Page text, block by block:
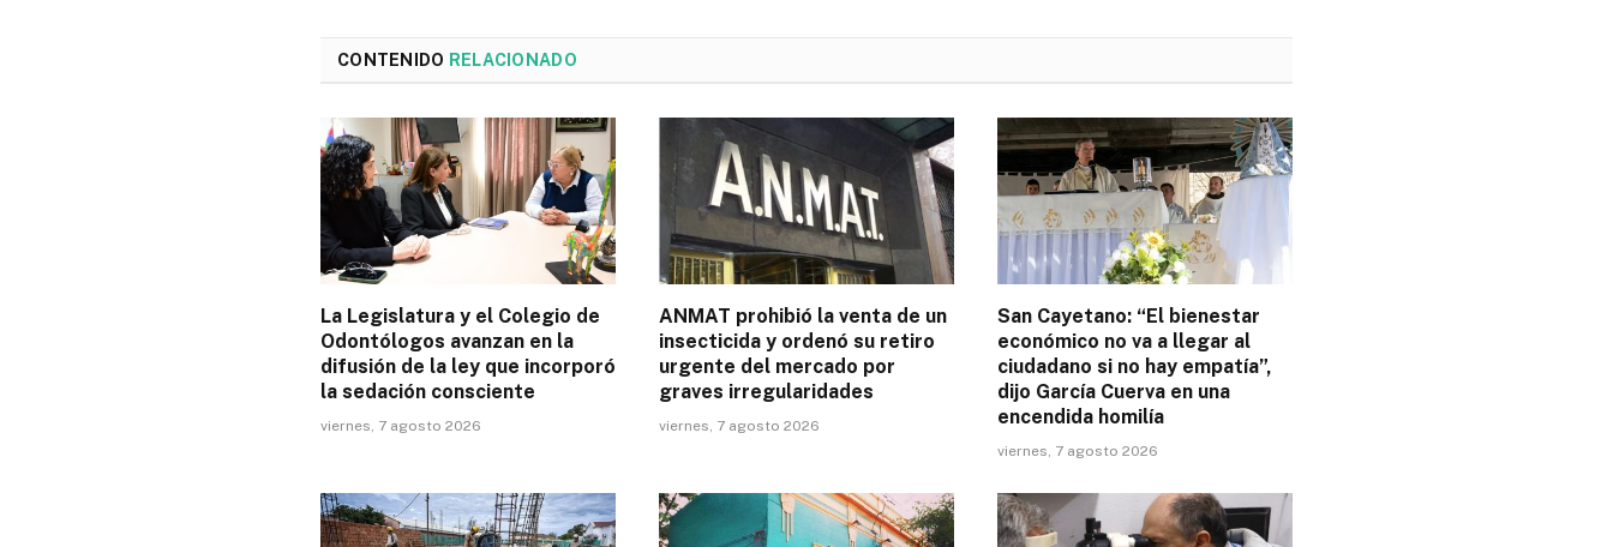
CONTENIDO RELACIONADO
La Legislatura y el Colegio de
Odontólogos avanzan en la
difusión de la ley que incorporó
la sedación consciente
viernes, 7 agosto 2026
ANMAT prohibió la venta de un
insecticida y ordenó su retiro
urgente del mercado por
graves irregularidades
viernes, 7 agosto 2026
San Cayetano: “El bienestar
económico no va a llegar al
ciudadano si no hay empatía”,
dijo García Cuerva en una
encendida homilía
viernes, 7 agosto 2026